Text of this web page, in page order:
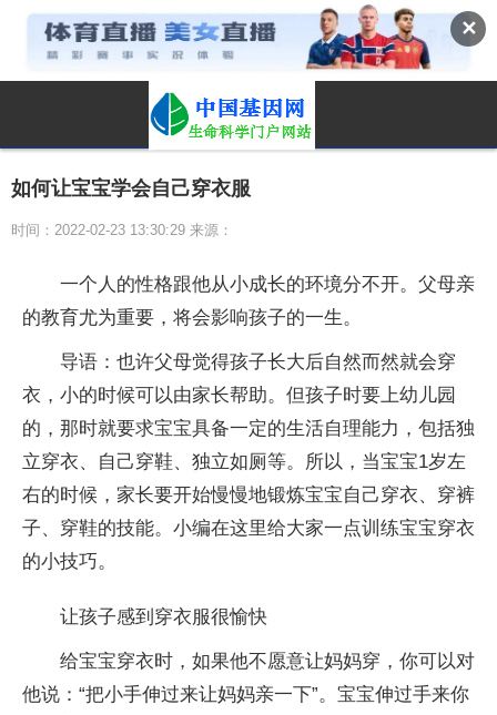
✕
如何让宝宝学会自己穿衣服
时间：2022-02-23 13:30:29 来源：
一个人的性格跟他从小成长的环境分不开。父母亲
的教育尤为重要，将会影响孩子的一生。
导语：也许父母觉得孩子长大后自然而然就会穿
衣，小的时候可以由家长帮助。但孩子时要上幼儿园
的，那时就要求宝宝具备一定的生活自理能力，包括独
立穿衣、自己穿鞋、独立如厕等。所以，当宝宝1岁左
右的时候，家长要开始慢慢地锻炼宝宝自己穿衣、穿裤
子、穿鞋的技能。小编在这里给大家一点训练宝宝穿衣
的小技巧。
让孩子感到穿衣服很愉快
给宝宝穿衣时，如果他不愿意让妈妈穿，你可以对
他说：“把小手伸过来让妈妈亲一下”。宝宝伸过手来你